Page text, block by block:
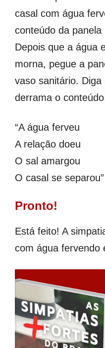
casal com água
conteúdo da
Depois que a água
morna, pegue a
vaso sanitário.
derrama o
“A água ferveu
A relação doeu
O sal amargou
O casal se separou”
Pronto!
Está feito! A
com água fervendo